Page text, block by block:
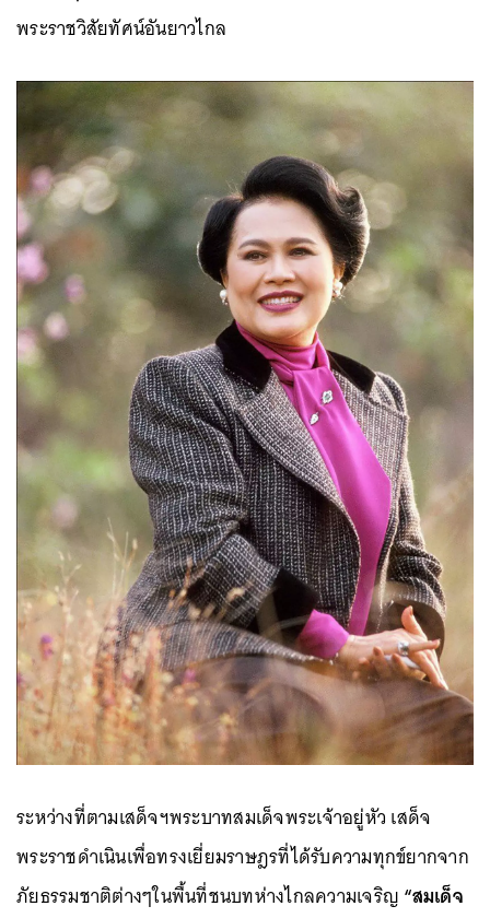
พระราชวิสัยทัศน์อันยาวไกล
ระหว่างที่ตามเสด็จฯพระบาทสมเด็จพระเจ้าอยู่หัว เสด็จ
พระราชดำเนินเพื่อทรงเยี่ยมราษฎรที่ได้รับความทุกข์ยากจาก
ภัยธรรมชาติต่างๆในพื้นที่ชนบทห่างไกลความเจริญ “สมเด็จ